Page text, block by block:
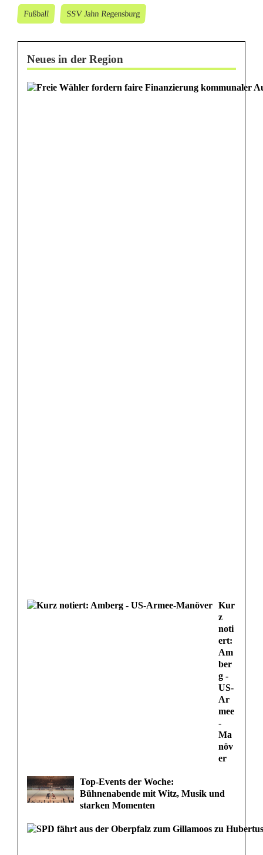
Fußball SSV Jahn Regensburg
Neues in der Region
Kur
z
noti
ert:
Am
ber
g -
US-
Ar
mee
-
Ma
növ
er
Top-Events der Woche:
Bühnenabende mit Witz, Musik und
starken Momenten